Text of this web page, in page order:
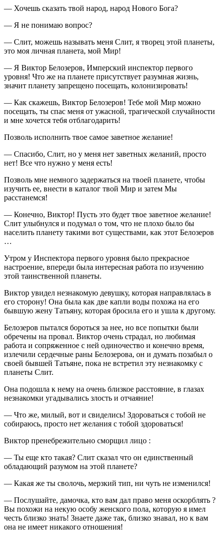
— Хочешь сказать твой народ, народ Нового Бога?
— Я не понимаю вопрос?
— Слит, можешь называть меня Слит, я творец этой планеты,
это моя личная планета, мой Мир!
— Я Виктор Белозеров, Имперский инспектор первого
уровня! Что же на планете присутствует разумная жизнь,
значит планету запрещено посещать, колонизировать!
— Как скажешь, Виктор Белозеров! Тебе мой Мир можно
посещать, ты спас меня от ужасной, трагической случайности
и мне хочется тебя отблагодарить!
Позволь исполнить твое самое заветное желание!
— Спасибо, Слит, но у меня нет заветных желаний, просто
нет! Все что нужно у меня есть!
Позволь мне немного задержаться на твоей планете, чтобы
изучить ее, внести в каталог твой Мир и затем Мы
расстанемся!
— Конечно, Виктор! Пусть это будет твое заветное желание!
Слит улыбнулся и подумал о том, что не плохо было бы
населить планету такими вот существами, как этот Белозеров
…
Утром у Инспектора первого уровня было прекрасное
настроение, впереди была интересная работа по изучению
этой таинственной планеты.
Виктор увидел незнакомую девушку, которая направлялась в
его сторону! Она была как две капли воды похожа на его
бывшую жену Татьяну, которая бросила его и ушла к другому.
Белозеров пытался бороться за нее, но все попытки были
обречены на провал. Виктор очень страдал, но любимая
работа и сопряженное с ней одиночество и конечно время,
излечили сердечные раны Белозерова, он и думать позабыл о
своей бывшей Татьяне, пока не встретил эту незнакомку с
планеты Слит.
Она подошла к нему на очень близкое расстояние, в глазах
незнакомки угадывались злость и отчаяние!
— Что же, милый, вот и свиделись! Здороваться с тобой не
собираюсь, просто нет желания с тобой здороваться!
Виктор пренебрежительно сморщил лицо :
— Ты еще кто такая? Слит сказал что он единственный
обладающий разумом на этой планете?
— Какая же ты сволочь, мерзкий тип, ни чуть не изменился!
— Послушайте, дамочка, кто вам дал право меня оскорблять ?
Вы похожи на некую особу женского пола, которую я имел
честь близко знать! Знаете даже так, близко знавал, но к вам
она не имеет никакого отношения!